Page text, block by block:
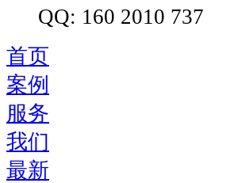
QQ: 160 2010 737
首页
案例
服务
我们
最新